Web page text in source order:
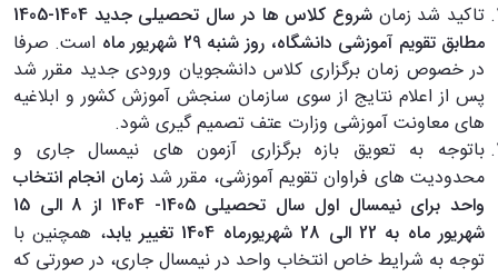
تاکید شد زمان
شروع کلاس ها در سال تحصیلی جدید 1404-1405
مطابق تقویم آموزشی دانشگاه، روز شنبه 29 شهریور ماه
است. صرفا
در خصوص زمان برگزاری کلاس دانشجویان ورودی جدید مقرر شد
پس از اعلام نتایج از سوی سازمان سنجش آموزش کشور و ابلاغیه
های معاونت آموزشی وزارت عتف تصمیم گیری شود.
باتوجه به تعویق بازه برگزاری آزمون های نیمسال جاری و
محدودیت های فراوان تقویم آموزشی، مقرر شدزمان انجام انتخاب
واحد برای نیمسال اول سال تحصیلی 1405- 1404 از 8 الی 15
شهریور ماه به 22 الی 28 شهریورماه 1404 تغییر یابد
، همچنین با
توجه به شرایط خاص انتخاب واحد در نیمسال جاری، در صورتی که